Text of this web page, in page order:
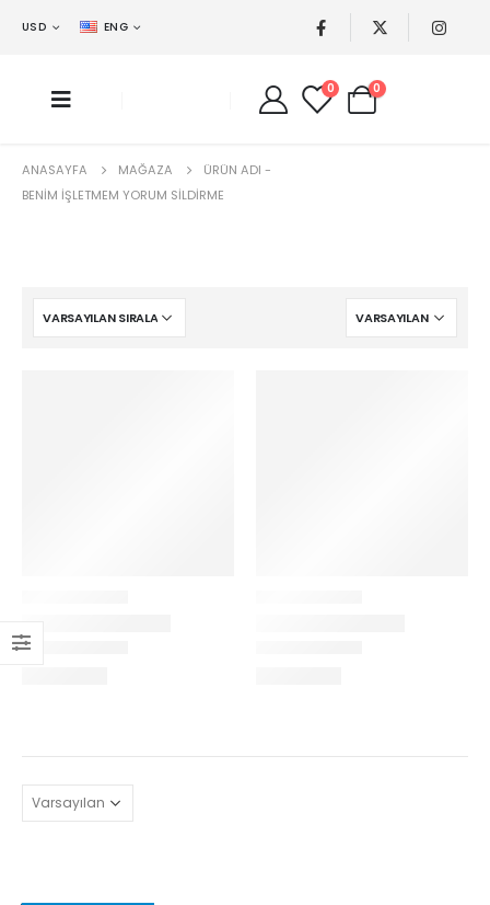
USD ENG
0 0
ANASAYFA MAĞAZA
ÜRÜN ADI -
BENIM IŞLETMEM YORUM SILDIRME